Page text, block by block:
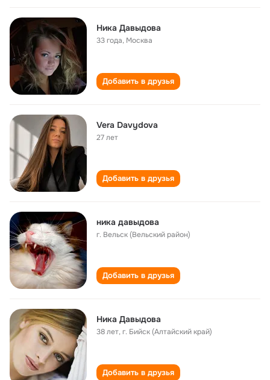
Ника Давыдова
33 года, Москва
Добавить в друзья
Vera Davydova
27 лет
Добавить в друзья
ника давыдова
г. Вельск (Вельский район)
Добавить в друзья
Ника Давыдова
38 лет,г. Бийск (Алтайский край)
Добавить в друзья